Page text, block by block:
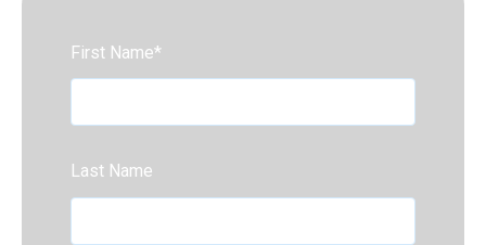
First Name*
Last Name